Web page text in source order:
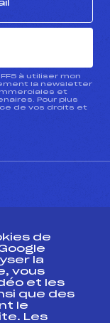
à utiliser mon
la newsletter
et
Pour plus
de vos droits et
de
la
vous
et les
que des
le
Les